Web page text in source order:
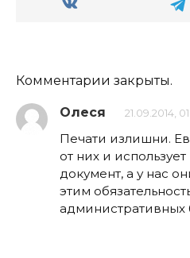
Комментарии закрыты.
Олеся 21.09.2014,
Печати излишни.
от них и
документ, а у нас
этим
административных